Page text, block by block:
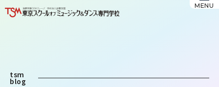
MENU
tsm
blog